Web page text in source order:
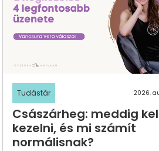
Tudástár 2026.
Császárheg: meddig
kezelni, és mi számít
normálisnak?